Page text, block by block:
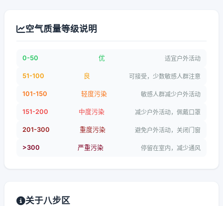
空气质量等级说明
0-50 优 适宜户外活动
51-100 良 可接受，少数敏感人群注意
101-150 轻度污染 敏感人群减少户外活动
151-200 中度污染 减少户外活动，佩戴口罩
201-300 重度污染 避免户外活动，关闭门窗
>300 严重污染 停留在室内，减少通风
关于八步区